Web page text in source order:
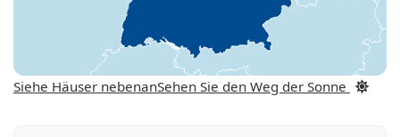
Siehe Häuser nebenanSehen Sie den Weg der Sonne